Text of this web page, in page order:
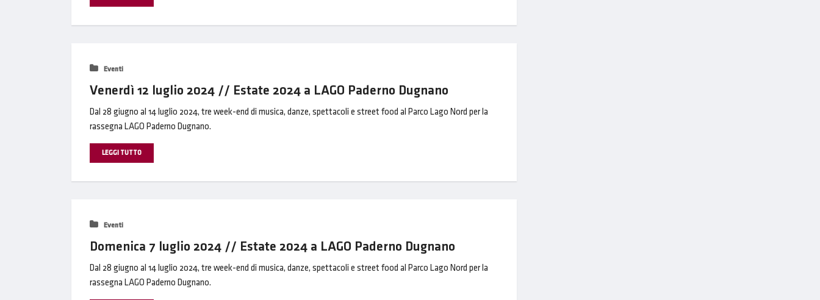
Eventi
Venerdì 12 luglio 2024 // Estate 2024 a LAGO Paderno Dugnano
Dal 28 giugno al 14 luglio 2024, tre week-end di musica, danze, spettacoli e street food al Parco Lago Nord per la
rassegna LAGO Paderno Dugnano.
LEGGI TUTTO
Eventi
Domenica 7 luglio 2024 // Estate 2024 a LAGO Paderno Dugnano
Dal 28 giugno al 14 luglio 2024, tre week-end di musica, danze, spettacoli e street food al Parco Lago Nord per la
rassegna LAGO Paderno Dugnano.